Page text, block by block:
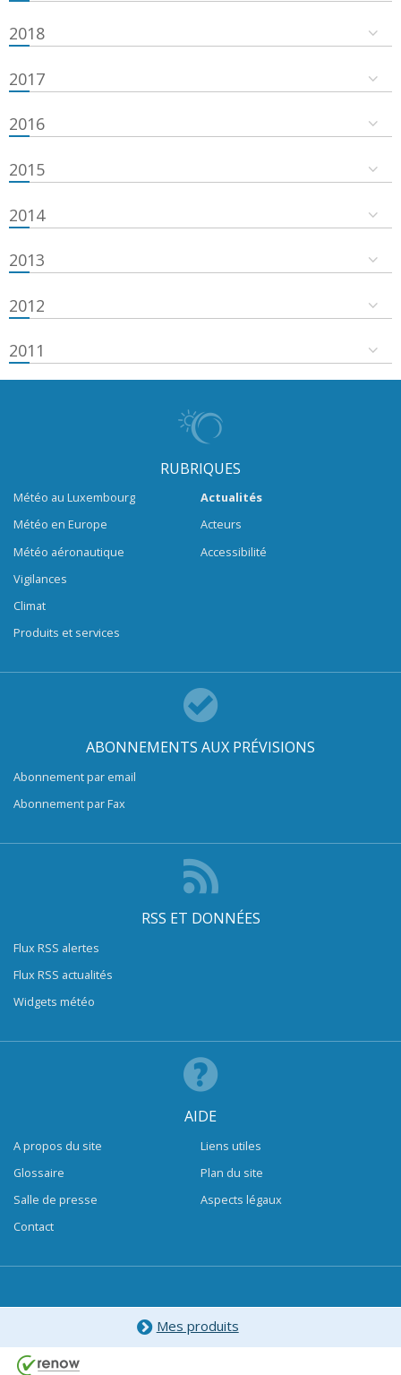
2018
2017
2016
2015
2014
2013
2012
2011
RUBRIQUES
Météo au Luxembourg
Météo en Europe
Météo aéronautique
Vigilances
Climat
Produits et services
Actualités
Acteurs
Accessibilité
ABONNEMENTS AUX PRÉVISIONS
Abonnement par email
Abonnement par Fax
RSS ET DONNÉES
Flux RSS alertes
Flux RSS actualités
Widgets météo
AIDE
A propos du site
Glossaire
Salle de presse
Contact
Liens utiles
Plan du site
Aspects légaux
Mes produits